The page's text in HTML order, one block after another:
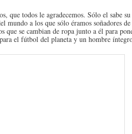
que todos le agradecemos. Sólo el sabe
mundo a los que sólo éramos soñadores
que se cambian de ropa junto a él para
el fútbol del planeta y un hombre